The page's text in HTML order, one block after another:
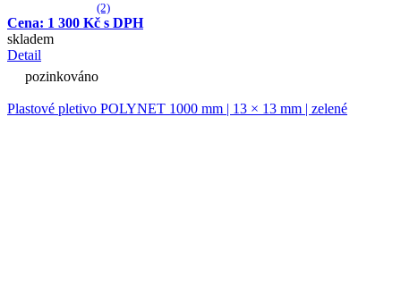
(2)
Cena: 1 300 Kč s DPH
skladem
Detail
pozinkováno
Plastové pletivo POLYNET 1000 mm | 13 × 13 mm | zelené